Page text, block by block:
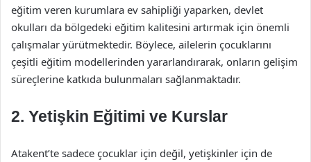
eğitim veren kurumlara ev sahipliği yaparken, devlet
okulları da bölgedeki eğitim kalitesini artırmak için önemli
çalışmalar yürütmektedir. Böylece, ailelerin çocuklarını
çeşitli eğitim modellerinden yararlandırarak, onların gelişim
süreçlerine katkıda bulunmaları sağlanmaktadır.
2. Yetişkin Eğitimi ve Kurslar
Atakent’te sadece çocuklar için değil, yetişkinler için de